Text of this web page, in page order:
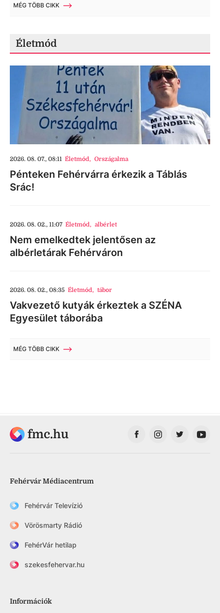
MÉG TÖBB CIKK
Életmód
2026. 08. 07., 08:11 Életmód, Országalma
Pénteken Fehérvárra érkezik a Táblás
Srác!
2026. 08. 02., 11:07 Életmód, albérlet
Nem emelkedtek jelentősen az
albérletárak Fehérváron
2026. 08. 02., 08:35 Életmód, tábor
Vakvezető kutyák érkeztek a SZÉNA
Egyesület táborába
MÉG TÖBB CIKK
fmc.hu
Fehérvár Médiacentrum
Fehérvár Televízió
Vörösmarty Rádió
FehérVár hetilap
szekesfehervar.hu
Információk